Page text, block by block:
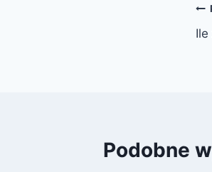
Podobne